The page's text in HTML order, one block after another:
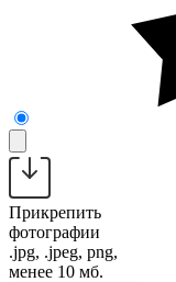
Прикрепить
фотографии
.jpg, .jpeg, png,
менее 10 мб.